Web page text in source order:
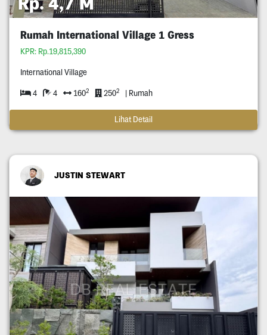
Rumah International Village 1 Gress
KPR: Rp.19,815,390
International Village
4 4 1602 2502 | Rumah
Lihat Detail
JUSTIN STEWART